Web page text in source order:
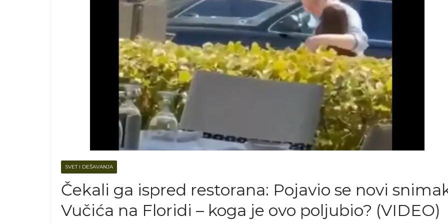
SVET I DEŠAVANJA
Čekali ga ispred restorana: Pojavio se novi
Vučića na Floridi – koga je ovo poljubio? (VIDEO)